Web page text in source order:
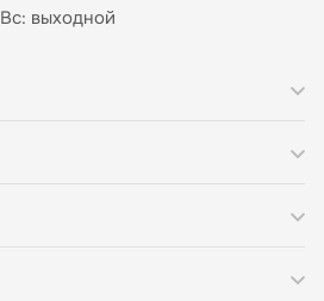
Вс: выходной